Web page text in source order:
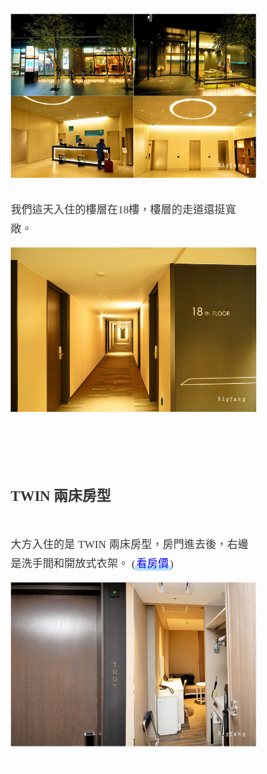
我們這天入住的樓層在18樓，樓層的走道還挺寬
敞。
TWIN 兩床房型
大方入住的是 TWIN 兩床房型，房門進去後，右邊
是洗手間和開放式衣架。 (看房價)